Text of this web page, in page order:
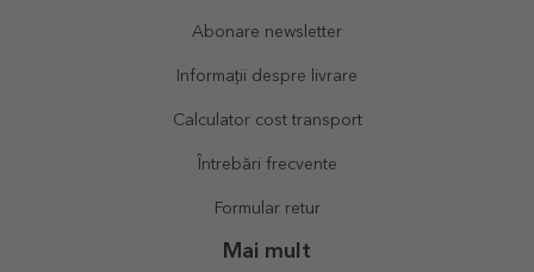
Abonare newsletter
Informații despre livrare
Calculator cost transport
Întrebări frecvente
Formular retur
Mai mult